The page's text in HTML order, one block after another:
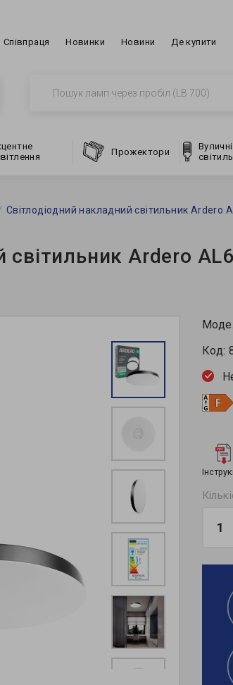
Співпраця Новинки Новини Де купити
Прожектори
Вуличні
Світлодіодний накладний світильник Ardero
Ardero
Код: